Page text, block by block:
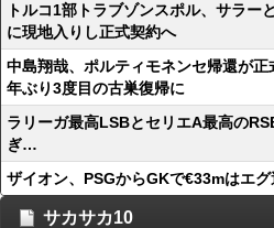
トルコ1部トラブゾンスポル、サラ
に現地入りし正式契約へ
中島翔哉、ポルティモネンセ帰還が
年ぶり3度目の古巣復帰に
ラリーガ最高LSBとセリエA最高の
ぎ…
ザイオン、PSGからGKで€33mはエ
サカサカ10